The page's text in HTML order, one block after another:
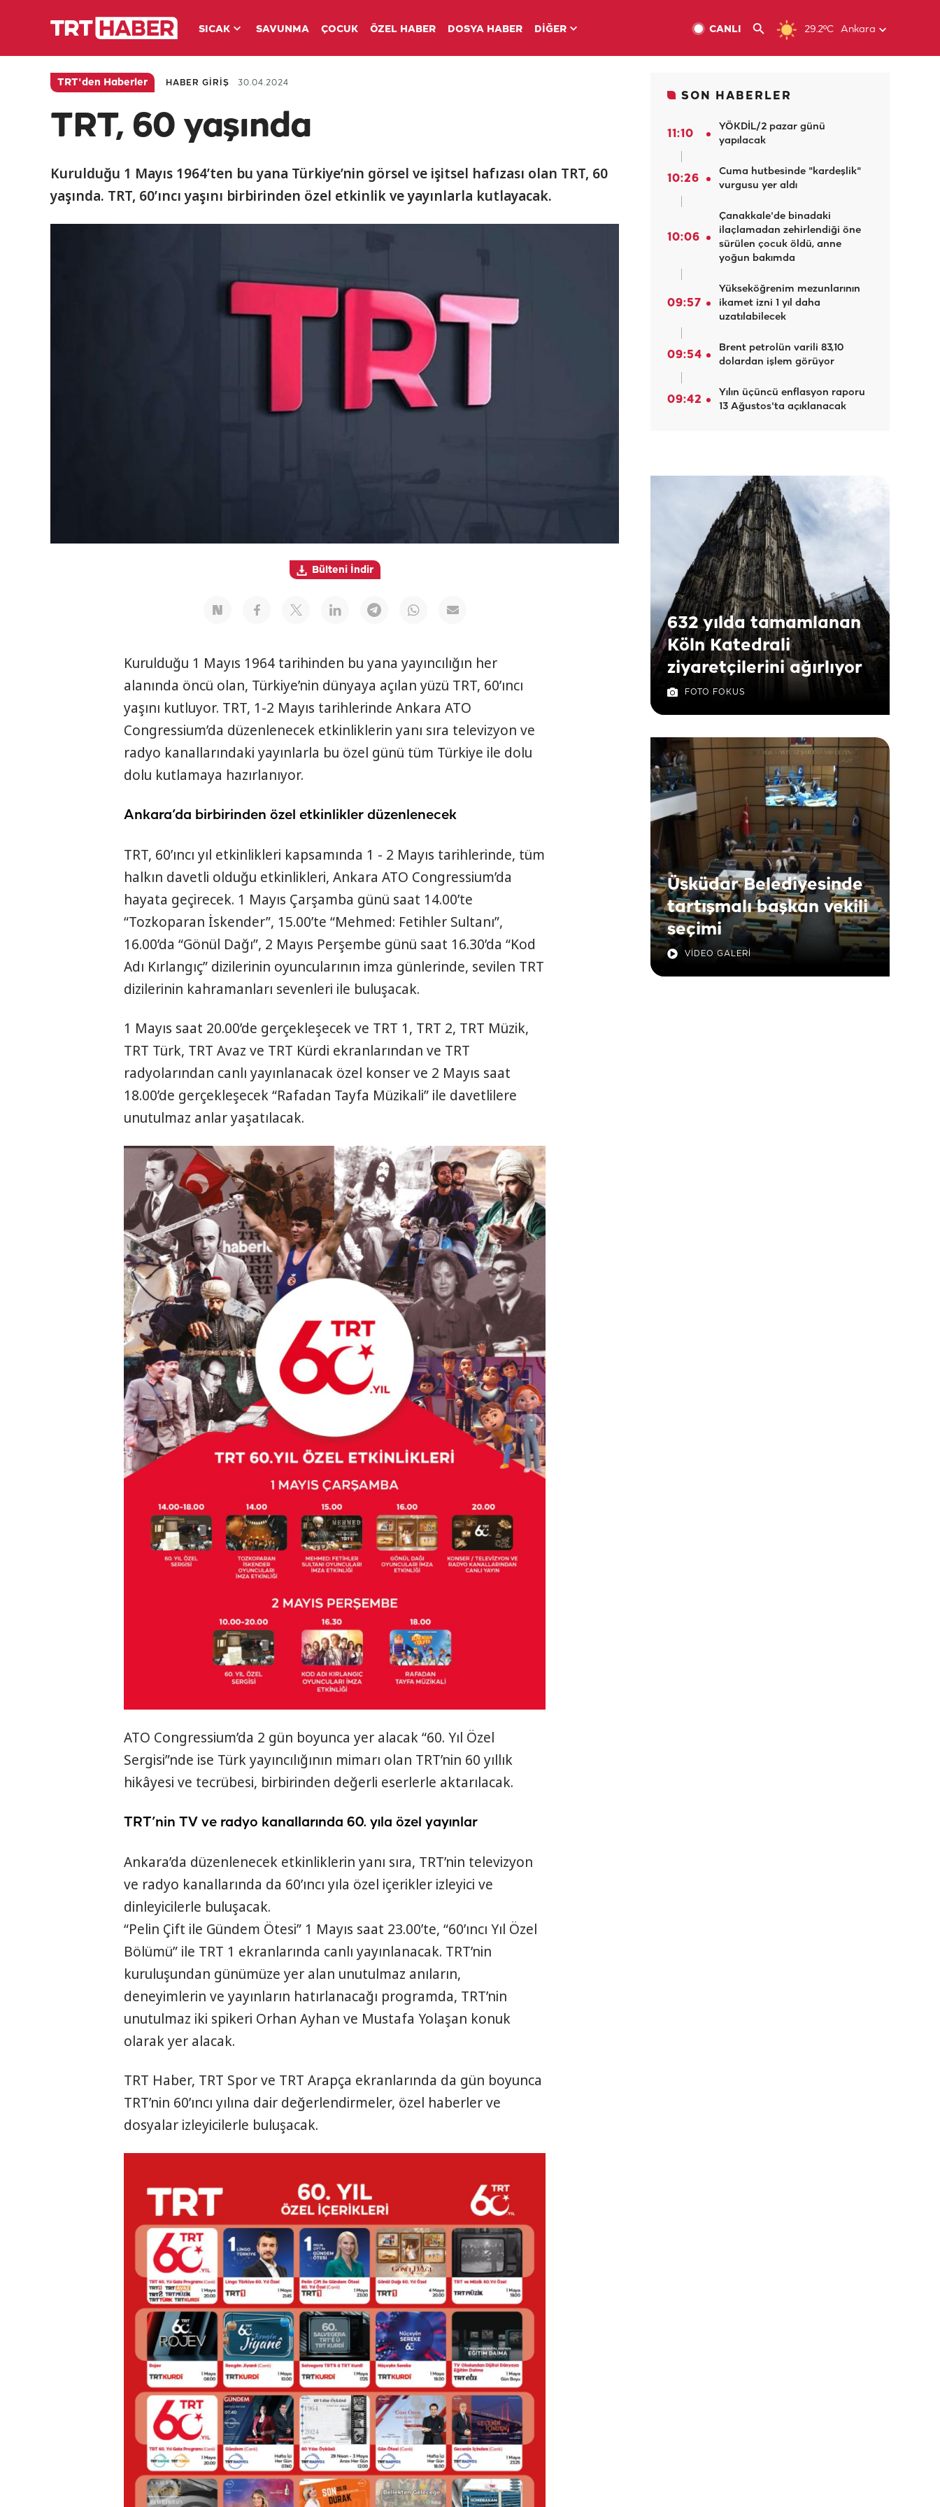
SICAK SAVUNMA ÇOCUK ÖZEL HABER DOSYA HABER DİĞER 29.2ºC Ankara
CANLI
TRT'den Haberler HABER GİRİŞ 30.04.2024
TRT, 60 yaşında
Kurulduğu 1 Mayıs 1964’ten bu yana Türkiye’nin görsel ve işitsel hafızası olan TRT, 60
yaşında. TRT, 60’ıncı yaşını birbirinden özel etkinlik ve yayınlarla kutlayacak.
Bülteni İndir
Kurulduğu 1 Mayıs 1964 tarihinden bu yana yayıncılığın her
alanında öncü olan, Türkiye’nin dünyaya açılan yüzü TRT, 60’ıncı
yaşını kutluyor. TRT, 1-2 Mayıs tarihlerinde Ankara ATO
Congressium’da düzenlenecek etkinliklerin yanı sıra televizyon ve
radyo kanallarındaki yayınlarla bu özel günü tüm Türkiye ile dolu
dolu kutlamaya hazırlanıyor.
Ankara’da birbirinden özel etkinlikler düzenlenecek
TRT, 60’ıncı yıl etkinlikleri kapsamında 1 - 2 Mayıs tarihlerinde, tüm
halkın davetli olduğu etkinlikleri, Ankara ATO Congressium’da
hayata geçirecek. 1 Mayıs Çarşamba günü saat 14.00’te
“Tozkoparan İskender”, 15.00’te “Mehmed: Fetihler Sultanı”,
16.00’da “Gönül Dağı”, 2 Mayıs Perşembe günü saat 16.30’da “Kod
Adı Kırlangıç” dizilerinin oyuncularının imza günlerinde, sevilen TRT
dizilerinin kahramanları sevenleri ile buluşacak.
1 Mayıs saat 20.00’de gerçekleşecek ve TRT 1, TRT 2, TRT Müzik,
TRT Türk, TRT Avaz ve TRT Kürdi ekranlarından ve TRT
radyolarından canlı yayınlanacak özel konser ve 2 Mayıs saat
18.00’de gerçekleşecek “Rafadan Tayfa Müzikali” ile davetlilere
unutulmaz anlar yaşatılacak.
ATO Congressium’da 2 gün boyunca yer alacak “60. Yıl Özel
Sergisi”nde ise Türk yayıncılığının mimarı olan TRT’nin 60 yıllık
hikâyesi ve tecrübesi, birbirinden değerli eserlerle aktarılacak.
TRT’nin TV ve radyo kanallarında 60. yıla özel yayınlar
Ankara’da düzenlenecek etkinliklerin yanı sıra, TRT’nin televizyon
ve radyo kanallarında da 60’ıncı yıla özel içerikler izleyici ve
dinleyicilerle buluşacak.
“Pelin Çift ile Gündem Ötesi” 1 Mayıs saat 23.00’te, “60’ıncı Yıl Özel
Bölümü” ile TRT 1 ekranlarında canlı yayınlanacak. TRT’nin
kuruluşundan günümüze yer alan unutulmaz anıların,
deneyimlerin ve yayınların hatırlanacağı programda, TRT’nin
unutulmaz iki spikeri Orhan Ayhan ve Mustafa Yolaşan konuk
olarak yer alacak.
TRT Haber, TRT Spor ve TRT Arapça ekranlarında da gün boyunca
TRT’nin 60’ıncı yılına dair değerlendirmeler, özel haberler ve
dosyalar izleyicilerle buluşacak.
SON HABERLER
11:10
YÖKDİL/2 pazar günü
yapılacak
10:26
Cuma hutbesinde "kardeşlik"
vurgusu yer aldı
10:06
Çanakkale'de binadaki
ilaçlamadan zehirlendiği öne
sürülen çocuk öldü, anne
yoğun bakımda
09:57
Yükseköğrenim mezunlarının
ikamet izni 1 yıl daha
uzatılabilecek
09:54
Brent petrolün varili 83,10
dolardan işlem görüyor
09:42
Yılın üçüncü enflasyon raporu
13 Ağustos'ta açıklanacak
632 yılda tamamlanan
Köln Katedrali
ziyaretçilerini ağırlıyor
FOTO FOKUS
Üsküdar Belediyesinde
tartışmalı başkan vekili
seçimi
VİDEO GALERİ